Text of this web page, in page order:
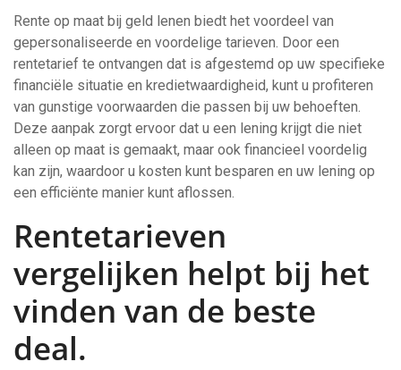
Rente op maat bij geld lenen biedt het voordeel van
gepersonaliseerde en voordelige tarieven. Door een
rentetarief te ontvangen dat is afgestemd op uw specifieke
financiële situatie en kredietwaardigheid, kunt u profiteren
van gunstige voorwaarden die passen bij uw behoeften.
Deze aanpak zorgt ervoor dat u een lening krijgt die niet
alleen op maat is gemaakt, maar ook financieel voordelig
kan zijn, waardoor u kosten kunt besparen en uw lening op
een efficiënte manier kunt aflossen.
Rentetarieven
vergelijken helpt bij het
vinden van de beste
deal.